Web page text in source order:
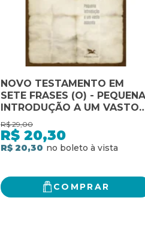
NOVO TESTAMENTO EM
SETE FRASES (O) - PEQUENA
INTRODUÇÃO A UM VASTO
ASSUNTO: PEQUENA
INTRODUÇÃO A UM VASTO
ASSUNTO
R$ 29,00
R$ 20,30
R$ 20,30
COMPRAR